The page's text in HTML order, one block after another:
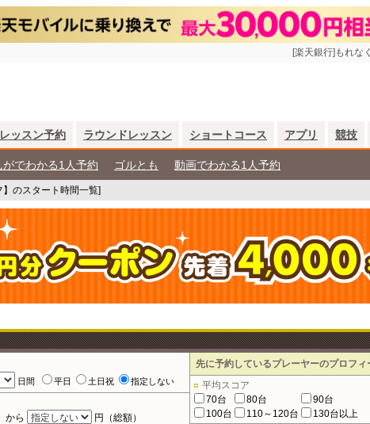
[楽天銀行]もれな
レッスン予約 ラウンドレッスン ショートコース アプリ 競技
がでわかる1人予約 ゴルとも 動画でわかる1人予約
のスタート時間一覧]
日間 平日 土日祝 指定しない
から
円（総額）
先に予約しているプレーヤーのプロフィ
平均スコア
70台
80台
90台
100台
110～120台 130台以上